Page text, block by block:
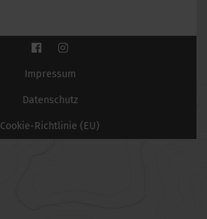
Impressum
Datenschutz
Cookie-Richtlinie (EU)